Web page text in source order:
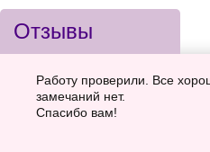
Отзывы
Работу проверили. Все
замечаний нет.
Спасибо вам!